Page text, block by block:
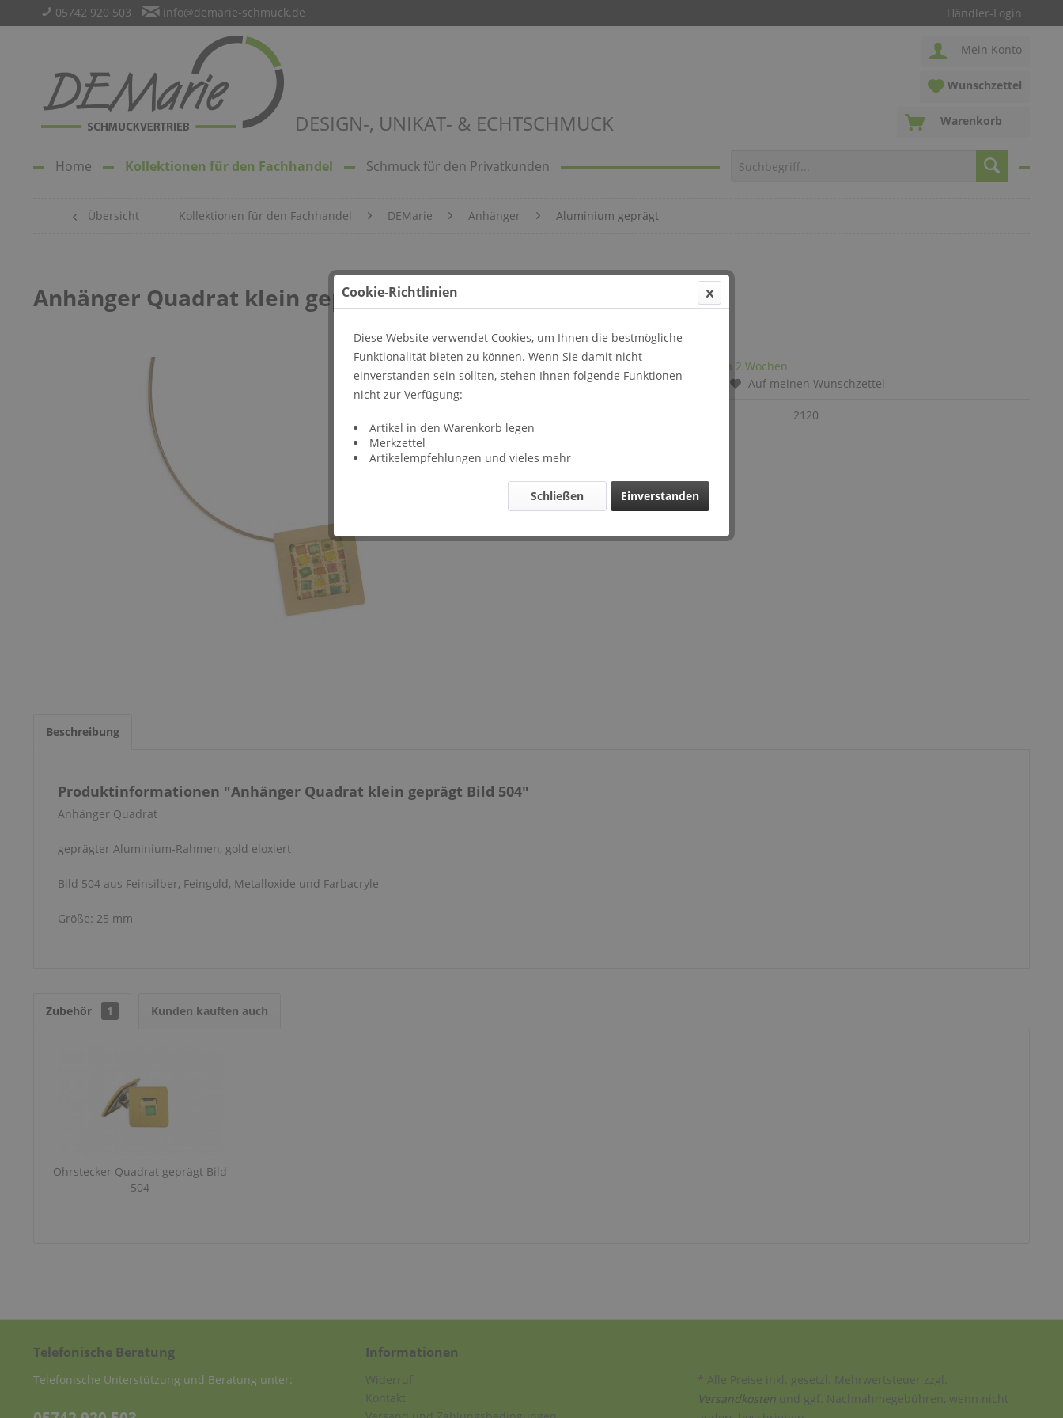
Händler-Login
05742 920 503 info@demarie-schmuck.de
DESIGN-, UNIKAT- & ECHTSCHMUCK
Mein Konto
Wunschzettel
Warenkorb
Home Kollektionen für den Fachhandel Schmuck für den Privatkunden
Übersicht Kollektionen für den Fachhandel DEMarie Anhänger Aluminium geprägt
Anhänger Quadrat klein geprägt Bild 504
Lieferzeit: ca 2 Wochen
Vergleichen
Auf meinen Wunschzettel
2120
Beschreibung
Produktinformationen "Anhänger Quadrat klein geprägt Bild 504"
Anhänger Quadrat
geprägter Aluminium-Rahmen, gold eloxiert
Bild 504 aus Feinsilber, Feingold, Metalloxide und Farbacryle
Größe: 25 mm
Zubehör 1 Kunden kauften auch
Ohrstecker Quadrat geprägt Bild
504
Telefonische Beratung
Telefonische Unterstützung und Beratung unter:
Informationen
Widerruf
Kontakt
* Alle Preise inkl. gesetzl. Mehrwertsteuer zzgl.
Versandkosten und ggf. Nachnahmegebühren, wenn nicht
Cookie-Richtlinien
Diese Website verwendet Cookies, um Ihnen die bestmögliche
Funktionalität bieten zu können. Wenn Sie damit nicht
einverstanden sein sollten, stehen Ihnen folgende Funktionen
nicht zur Verfügung:
Artikel in den Warenkorb legen
Merkzettel
Artikelempfehlungen und vieles mehr
Einverstanden
Schließen